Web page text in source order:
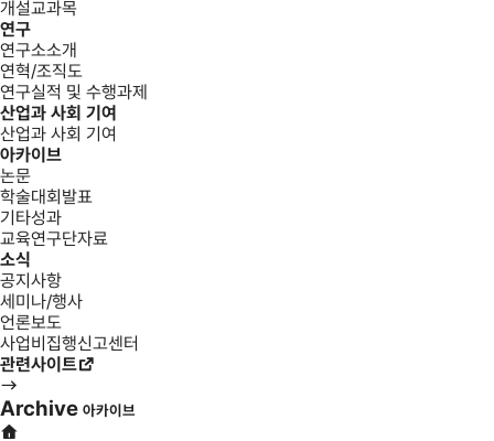
개설교과목
연구
연구소소개
연혁/조직도
연구실적 및 수행과제
산업과 사회 기여
산업과 사회 기여
아카이브
논문
학술대회발표
기타성과
교육연구단자료
소식
공지사항
세미나/행사
언론보도
사업비집행신고센터
관련사이트
Archive 아카이브